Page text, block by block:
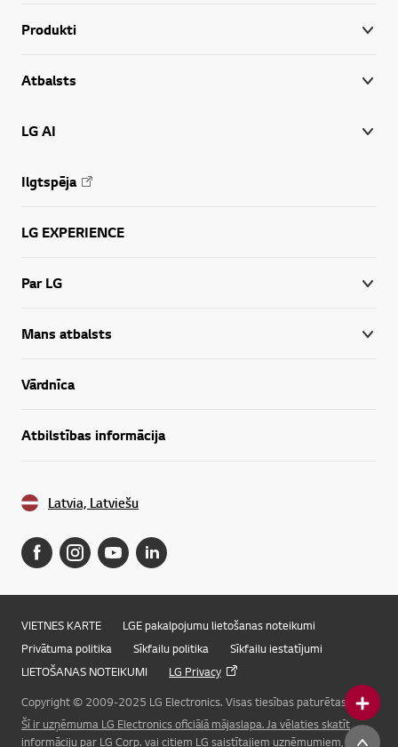
Online Chat
Produkti
Atbalsts
LG AI
Ilgtspēja
LG EXPERIENCE
Par LG
Mans atbalsts
Vārdnīca
Atbilstības informācija
Latvia, Latviešu
VIETNES KARTE
LGE pakalpojumu lietošanas noteikumi
Privātuma politika
Sīkfailu politika
Sīkfailu iestatījumi
LIETOŠANAS NOTEIKUMI
LG Privacy
Copyright © 2009-2025 LG Electronics. Visas tiesības paturētas.
Šī ir uzņēmuma LG Electronics oficiālā mājaslapa. Ja vēlaties skatīt
informāciju par LG Corp. vai citiem LG saistītajiem uzņēmumiem, lūdzu,